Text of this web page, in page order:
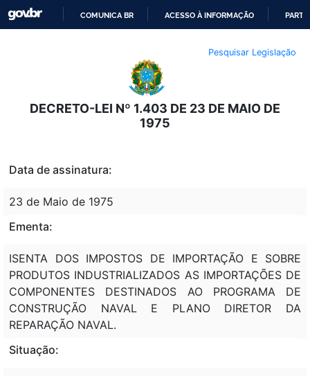
O
CONTEÚDO
COMUNICA BR ACESSO À INFORMAÇÃO
Pesquisar Legislação
DECRETO-LEI Nº 1.403 DE 23 DE MAIO DE
1975
Data de assinatura:
23 de Maio de 1975
Ementa:
ISENTA DOS IMPOSTOS DE IMPORTAÇÃO E SOBRE
PRODUTOS INDUSTRIALIZADOS AS IMPORTAÇÕES DE
COMPONENTES DESTINADOS AO PROGRAMA DE
CONSTRUÇÃO NAVAL E PLANO DIRETOR DA
REPARAÇÃO NAVAL.
Situação: